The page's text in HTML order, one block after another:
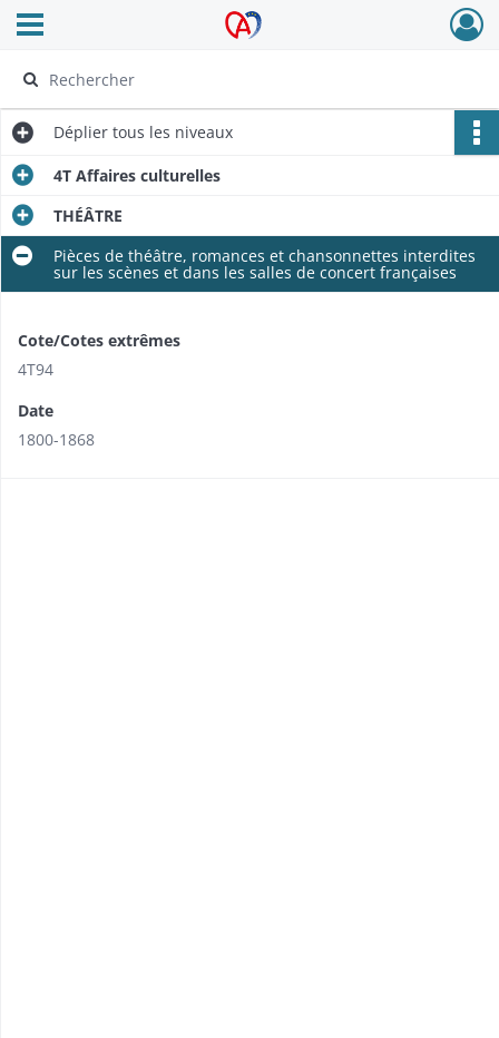
Archives Alsace - Colmar
Ouvrir le menu déroulant
Déplier tous les niveaux
4T Affaires culturelles
THÉÂTRE
Pièces de théâtre, romances et chansonnettes interdites
sur les scènes et dans les salles de concert françaises
Cote/Cotes extrêmes
4T94
Date
1800-1868